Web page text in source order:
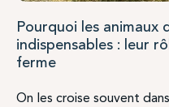
Pourquoi les animaux
indispensables : leur
ferme
On les croise souvent